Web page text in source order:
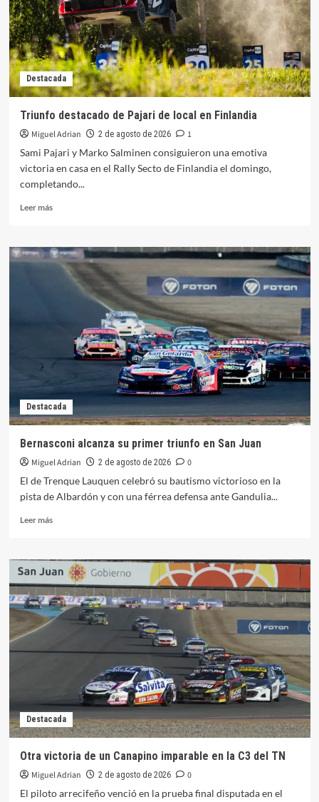
en
el
TC
Destacada
Triunfo destacado de Pajari de local en Finlandia
Miguel Adrian 2 de agosto de 2026
1
Sami Pajari y Marko Salminen consiguieron una emotiva
victoria en casa en el Rally Secto de Finlandia el domingo,
completando...
Leer másLeer
Triunfo
destacado
Pajari
Finlandia
Destacada
Bernasconi alcanza su primer triunfo en San Juan
Miguel Adrian 2 de agosto de 2026
0
El de Trenque Lauquen celebró su bautismo victorioso en la
pista de Albardón y con una férrea defensa ante Gandulia...
Leer másLeer
Bernasconi
alcanza
su
primer
triunfo
Juan
Destacada
Otra victoria de un Canapino imparable en la C3 del TN
Miguel Adrian 2 de agosto de 2026
0
El piloto arrecifeño venció en la prueba final disputada en el